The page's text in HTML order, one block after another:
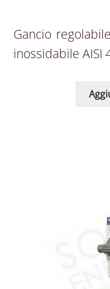
Gancio
inossidabile